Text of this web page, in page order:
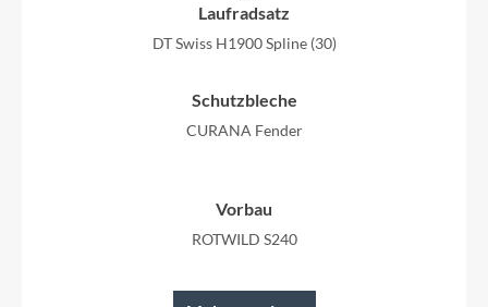
Laufradsatz
DT Swiss H1900 Spline (30)
Schutzbleche
CURANA Fender
Vorbau
ROTWILD S240